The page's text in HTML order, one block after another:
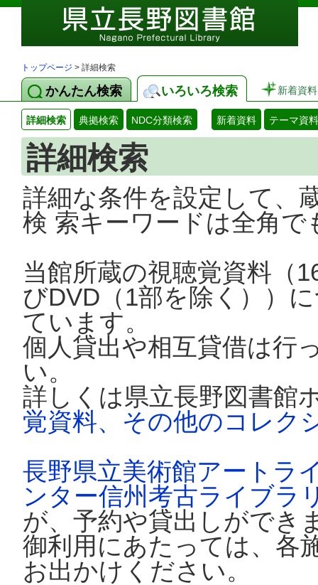
トップページ > 詳細検索
かんたん検索 いろいろ検索 新着資料
詳細検索 典拠検索 NDC分類検索 新着資料 テーマ資料
詳細検索
詳細な条件を設定して、
検 索キーワードは全角
当館所蔵の視聴覚資料（
びDVD（1部を除く））
ています。
個人貸出や相互貸借は行
い。
詳しくは県立長野図書館
覚資料、その他のコレク
長野県立美術館アートラ
ンター信州考古ライブラ
が、予約や貸出しができ
御利用にあたっては、各
お出かけください。